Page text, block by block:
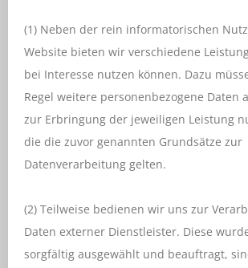
(1) Neben der rein informatorischen
Website bieten wir verschiedene
bei Interesse nutzen können. Dazu
Regel weitere personenbezogene Daten
zur Erbringung der jeweiligen Leistung
die die zuvor genannten Grundsätze zur
Datenverarbeitung gelten.
(2) Teilweise bedienen wir uns zur
Daten externer Dienstleister. Diese
sorgfältig ausgewählt und beauftragt,